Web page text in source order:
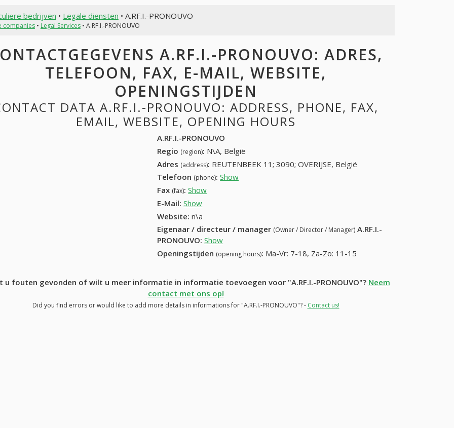
bedrijven • Legale diensten • A.RF.I.-PRONOUVO
companies• Legal Services• A.RF.I.-PRONOUVO
A.RF.I.-PRONOUVO: ADRES,
TELEFOON, FAX, E-MAIL, WEBSITE,
OPENINGSTIJDEN
DATA A.RF.I.-PRONOUVO: ADDRESS, PHONE, FAX,
EMAIL, WEBSITE, OPENING HOURS
A.RF.I.-PRONOUVO
Regio (region): N\A, België
Adres (address): REUTENBEEK 11; 3090; OVERIJSE, België
Telefoon (phone): Show
Fax (fax): Show
E-Mail: Show
Website: n\a
Eigenaar / directeur / manager (Owner / Director / Manager) A.RF.I.-
PRONOUVO: Show
Openingstijden (opening hours): Ma-Vr: 7-18, Za-Zo: 11-15
u fouten gevonden of wilt u meer informatie in informatie toevoegen voor "A.RF.I.-PRONOUVO"? Neem
contact met ons op!
Did you find errors or would like to add more details in informations for "A.RF.I.-PRONOUVO"? - Contact us!